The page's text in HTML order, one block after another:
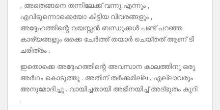
, അതെങ്ങനെ തന്നിലേക്ക് വന്നു എന്നും ,
എവിടുന്നൊക്കെയോ കിട്ടിയ വിവരങ്ങളും ,
അദ്ദേഹത്തിന്റെ വയസ്സൻ ബന്ധുക്കൾ പണ്ട് പറഞ്ഞ
കാര്യങ്ങളും ഒക്കെ ചേർത്ത് തയാർ ചെയ്തത് ആണ് ടി
ചരിത്രം .
ഇതൊക്കെ അദ്ദേഹത്തിന്റെ അവസാന കാലത്തിനു ഒരു
അർഥം കൊടുത്തു . അതിന് തർക്കമില്ല . എല്ലാവരും
അനുമോദിച്ചു . വായിച്ചതായി അഭിനയിച്ച് അദ്‌ഭുതം കൂറി
.